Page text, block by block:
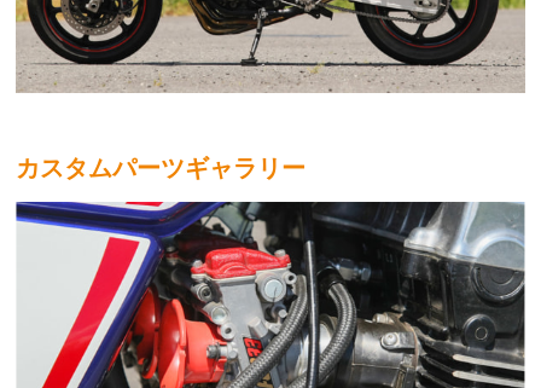
カスタムパーツギャラリー